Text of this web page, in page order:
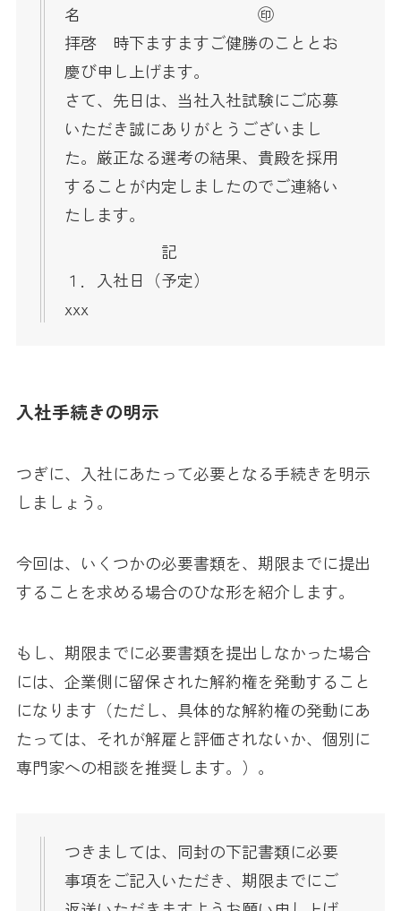
名 ㊞
拝啓 時下ますますご健勝のこととお
慶び申し上げます。
さて、先日は、当社入社試験にご応募
いただき誠にありがとうございまし
た。厳正なる選考の結果、貴殿を採用
することが内定しましたのでご連絡い
たします。
記
１．入社日（予定）
xxx
入社手続きの明示
つぎに、入社にあたって必要となる手続きを明示
しましょう。
今回は、いくつかの必要書類を、期限までに提出
することを求める場合のひな形を紹介します。
もし、期限までに必要書類を提出しなかった場合
には、企業側に留保された解約権を発動すること
になります（ただし、具体的な解約権の発動にあ
たっては、それが解雇と評価されないか、個別に
専門家への相談を推奨します。）。
つきましては、同封の下記書類に必要
事項をご記入いただき、期限までにご